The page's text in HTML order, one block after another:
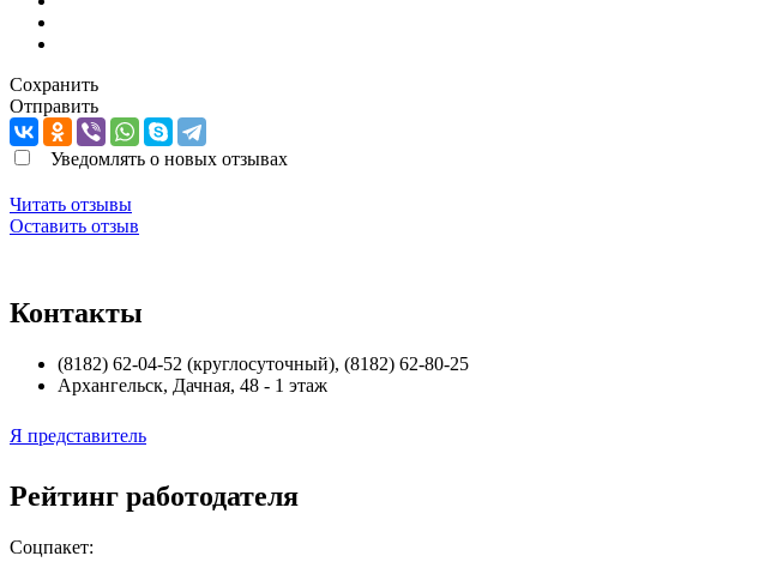
Сохранить
Отправить
Уведомлять о новых отзывах
Читать отзывы
Оставить отзыв
Контакты
(8182) 62-04-52 (круглосуточный), (8182) 62-80-25
Архангельск, Дачная, 48 - 1 этаж
Я представитель
Рейтинг работодателя
Соцпакет: